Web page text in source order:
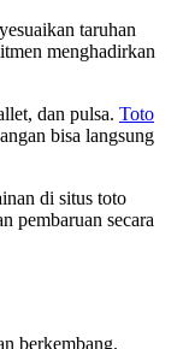
taruhan
menghadirkan
dan pulsa. Toto
bisa langsung
di situs toto
pembaruan secara
berkembang.